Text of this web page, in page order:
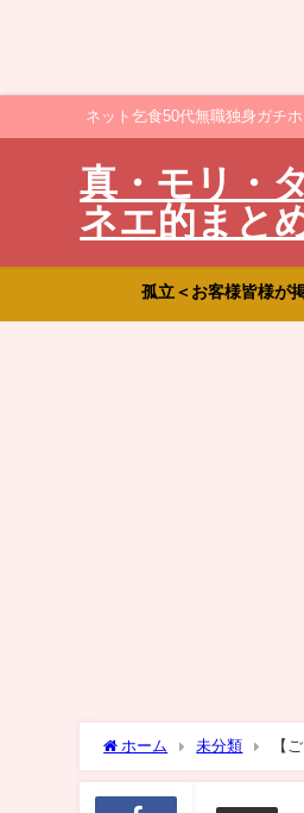
ネット乞食50代無職独身ガチ
真・モリ・
ネエ的まと
孤立＜お客様皆様が
ホーム 未分類 【